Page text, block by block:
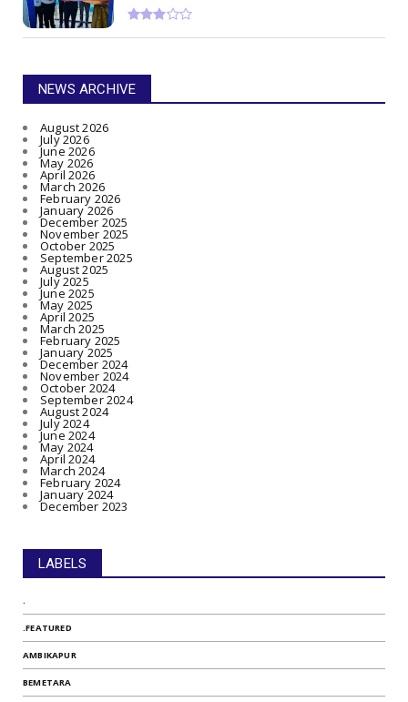
NEWS ARCHIVE
August 2026
July 2026
June 2026
May 2026
April 2026
March 2026
February 2026
January 2026
December 2025
November 2025
October 2025
September 2025
August 2025
July 2025
June 2025
May 2025
April 2025
March 2025
February 2025
January 2025
December 2024
November 2024
October 2024
September 2024
August 2024
July 2024
June 2024
May 2024
April 2024
March 2024
February 2024
January 2024
December 2023
LABELS
.FEATURED
AMBIKAPUR
BEMETARA